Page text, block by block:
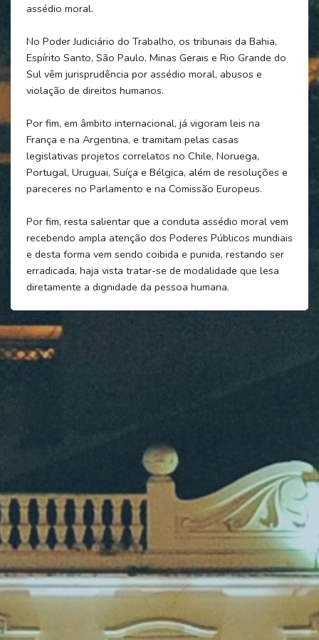
assédio moral.
No Poder Judiciário do Trabalho, os tribunais da Bahia,
Espírito Santo, São Paulo, Minas Gerais e Rio Grande do
Sul vêm jurisprudência por assédio moral, abusos e
violação de direitos humanos.
Por fim, em âmbito internacional, já vigoram leis na
França e na Argentina, e tramitam pelas casas
legislativas projetos correlatos no Chile, Noruega,
Portugal, Uruguai, Suíça e Bélgica, além de resoluções e
pareceres no Parlamento e na Comissão Europeus.
Por fim, resta salientar que a conduta assédio moral vem
recebendo ampla atenção dos Poderes Públicos mundiais
e desta forma vem sendo coibida e punida, restando ser
erradicada, haja vista tratar-se de modalidade que lesa
diretamente a dignidade da pessoa humana.